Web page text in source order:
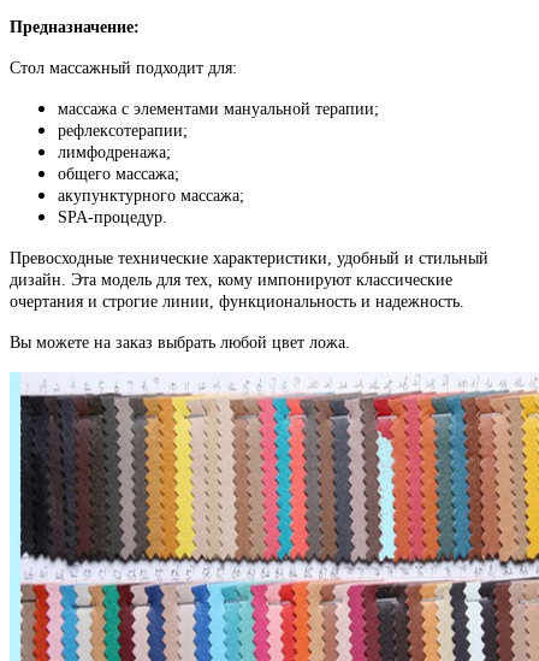
Предназначение:
Стол массажный подходит для:
массажа с элементами мануальной терапии;
рефлексотерапии;
лимфодренажа;
общего массажа;
акупунктурного массажа;
SPA-процедур.
Превосходные технические характеристики, удобный и стильный
дизайн. Эта модель для тех, кому импонируют классические
очертания и строгие линии, функциональность и надежность.
Вы можете на заказ выбрать любой цвет ложа.